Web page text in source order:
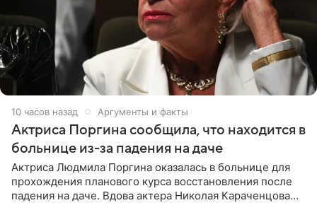
10 часов назад Аргументы и факты
Актриса Поргина сообщила, что находится в
больнице из-за падения на даче
Актриса Людмила Поргина оказалась в больнице для
прохождения планового курса восстановления после
падения на даче. Вдова актера Николая Караченцова